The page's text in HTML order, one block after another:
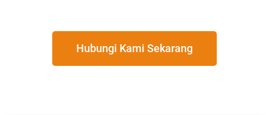
Hubungi Kami Sekarang